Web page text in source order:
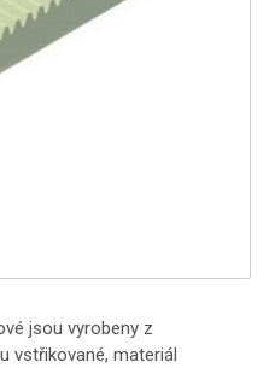
jsou vyrobeny z
vstřikované, materiál